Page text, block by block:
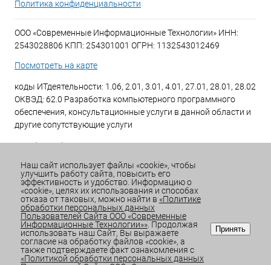
Политика конфиденциальности
ООО «Современные Информационные Технологии» ИНН:
2543028806 КПП: 254301001 ОГРН: 1132543012469
Посмотреть на карте
коды ИТдеятельности: 1.06, 2.01, 3.01, 4.01, 27.01, 28.01, 28.02
ОКВЭД: 62.0 Разработка компьютерного программного
обеспечения, консультационные услуги в данной области и
другие сопутствующие услуги
Email:office@sitdv.ru
График работы Пн-Пт: с 9:00 до 18:00 Сб/Вс: Выходной
Наш сайт использует файлы «cookie», чтобы
улучшить работу сайта, повысить его
эффективность и удобство. Информацию о
«cookie», целях их использования и способах
отказа от таковых, можно найти в «Политике
обработки персональных данных
Пользователей Сайта ООО «Современные
Информационные Технологии»». Продолжая
использовать наш Сайт, Вы выражаете
согласие на обработку файлов «cookie», а
также подтверждаете факт ознакомления с
«Политикой обработки персональных данных
Принять